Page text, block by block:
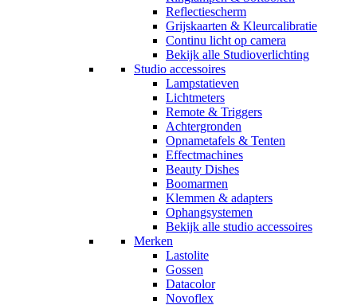
Reflectiescherm
Grijskaarten & Kleurcalibratie
Continu licht op camera
Bekijk alle Studioverlichting
Studio accessoires
Lampstatieven
Lichtmeters
Remote & Triggers
Achtergronden
Opnametafels & Tenten
Effectmachines
Beauty Dishes
Boomarmen
Klemmen & adapters
Ophangsystemen
Bekijk alle studio accessoires
Merken
Lastolite
Gossen
Datacolor
Novoflex